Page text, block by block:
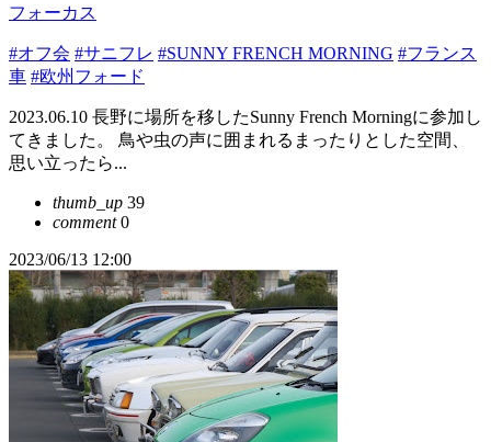
フォーカス
#オフ会 #サニフレ #SUNNY FRENCH MORNING #フランス
車 #欧州フォード
2023.06.10 長野に場所を移したSunny French Morningに参加し
てきました。 鳥や虫の声に囲まれるまったりとした空間、
思い立ったら...
thumb_up 39
comment0
2023/06/13 12:00